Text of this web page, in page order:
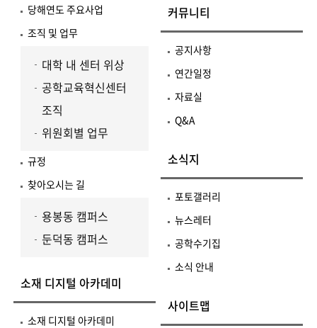
당해연도 주요사업
조직 및 업무
대학 내 센터 위상
공학교육혁신센터
조직
위원회별 업무
규정
찾아오시는 길
용봉동 캠퍼스
둔덕동 캠퍼스
커뮤니티
공지사항
연간일정
자료실
Q&A
소식지
포토갤러리
뉴스레터
공학수기집
소식 안내
소재 디지털 아카데미
소재 디지털 아카데미
사이트맵